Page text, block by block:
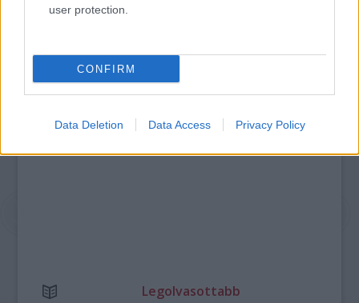
user protection.
CONFIRM
Data Deletion Data Access Privacy Policy
https://kulturpart.hu/api/trackback/id/7938120
Kommentek:
nem vállal, azokat nem ellenőrzi. Kifogás esetén forduljon a blog szerkesztőjéhez.
Legolvasottabb